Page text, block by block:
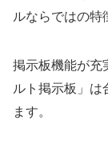
ルならではの特
掲示板機能が充
ルト掲示板」は
ます。